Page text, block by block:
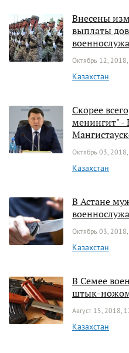
Внесены
выплаты
Октябрь 12,
Казахстан
Скорее
менингит" -
Октябрь 03,
Казахстан
В Астане
Октябрь 03,
Казахстан
В Семее
штык-
Август 15, 2018,
Казахстан